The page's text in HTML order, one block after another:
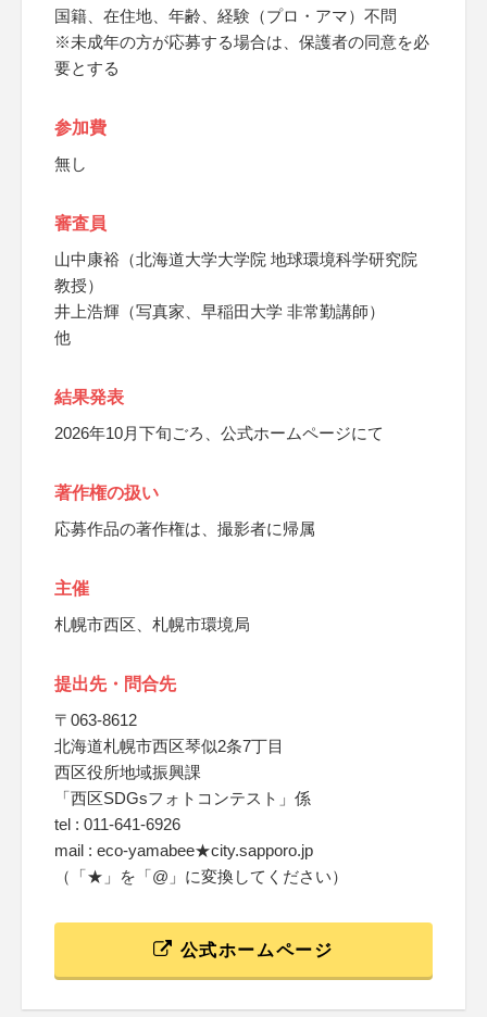
国籍、在住地、年齢、経験（プロ・アマ）不問
※未成年の方が応募する場合は、保護者の同意を必
要とする
参加費
無し
審査員
山中康裕（北海道大学大学院 地球環境科学研究院
教授）
井上浩輝（写真家、早稲田大学 非常勤講師）
他
結果発表
2026年10月下旬ごろ、公式ホームページにて
著作権の扱い
応募作品の著作権は、撮影者に帰属
主催
札幌市西区、札幌市環境局
提出先・問合先
〒063-8612
北海道札幌市西区琴似2条7丁目
西区役所地域振興課
「西区SDGsフォトコンテスト」係
tel : 011-641-6926
mail : eco-yamabee★city.sapporo.jp
（「★」を「@」に変換してください）
公式ホームページ